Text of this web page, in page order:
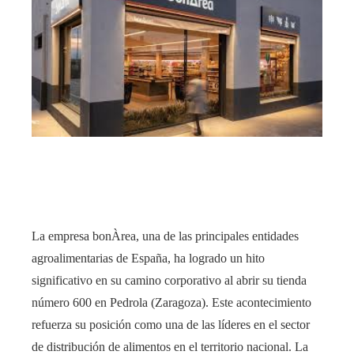
La empresa bonÀrea, una de las principales entidades
agroalimentarias de España, ha logrado un hito
significativo en su camino corporativo al abrir su tienda
número 600 en Pedrola (Zaragoza). Este acontecimiento
refuerza su posición como una de las líderes en el sector
de distribución de alimentos en el territorio nacional. La